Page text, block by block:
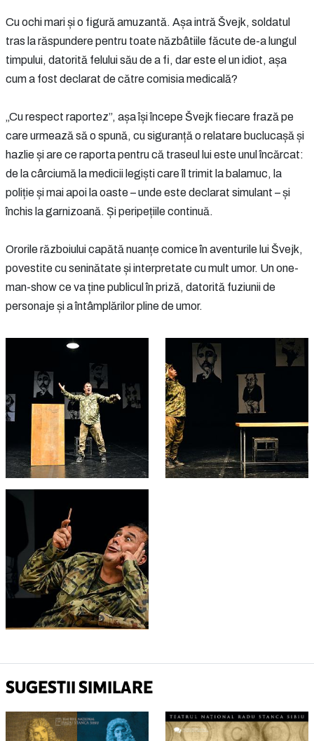
Cu ochi mari și o figură amuzantă. Așa intră Švejk, soldatul
tras la răspundere pentru toate năzbâtiile făcute de-a lungul
timpului, datorită felului său de a fi, dar este el un idiot, așa
cum a fost declarat de către comisia medicală?
„Cu respect raportez”, așa își începe Švejk fiecare frază pe
care urmează să o spună, cu siguranță o relatare buclucașă și
hazlie și are ce raporta pentru că traseul lui este unul încărcat:
de la cârciumă la medicii legiști care îl trimit la balamuc, la
poliție și mai apoi la oaste – unde este declarat simulant – și
închis la garnizoană. Și peripețiile continuă.
Ororile războiului capătă nuanțe comice în aventurile lui Švejk,
povestite cu seninătate și interpretate cu mult umor. Un one-
man-show ce va ține publicul în priză, datorită fuziunii de
personaje și a întâmplărilor pline de umor.
SUGESTII SIMILARE